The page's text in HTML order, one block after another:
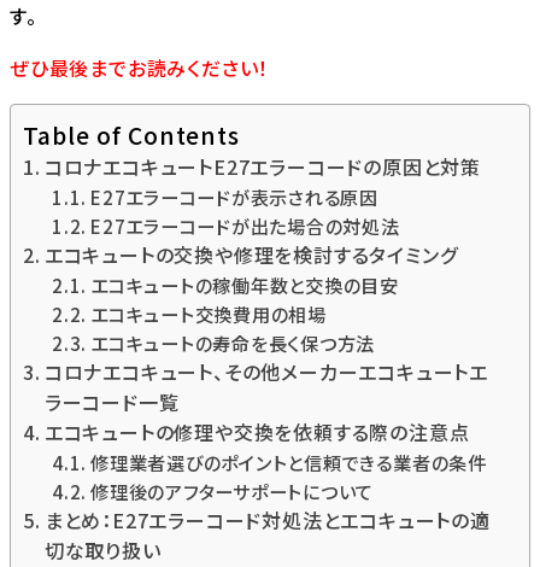
す。
ぜひ最後までお読みください！
Table of Contents
コロナエコキュートE27エラーコードの原因と対策
E27エラーコードが表示される原因
E27エラーコードが出た場合の対処法
エコキュートの交換や修理を検討するタイミング
エコキュートの稼働年数と交換の目安
エコキュート交換費用の相場
エコキュートの寿命を長く保つ方法
コロナエコキュート、その他メーカーエコキュートエ
ラーコード一覧
エコキュートの修理や交換を依頼する際の注意点
修理業者選びのポイントと信頼できる業者の条件
修理後のアフターサポートについて
まとめ：E27エラーコード対処法とエコキュートの適
切な取り扱い